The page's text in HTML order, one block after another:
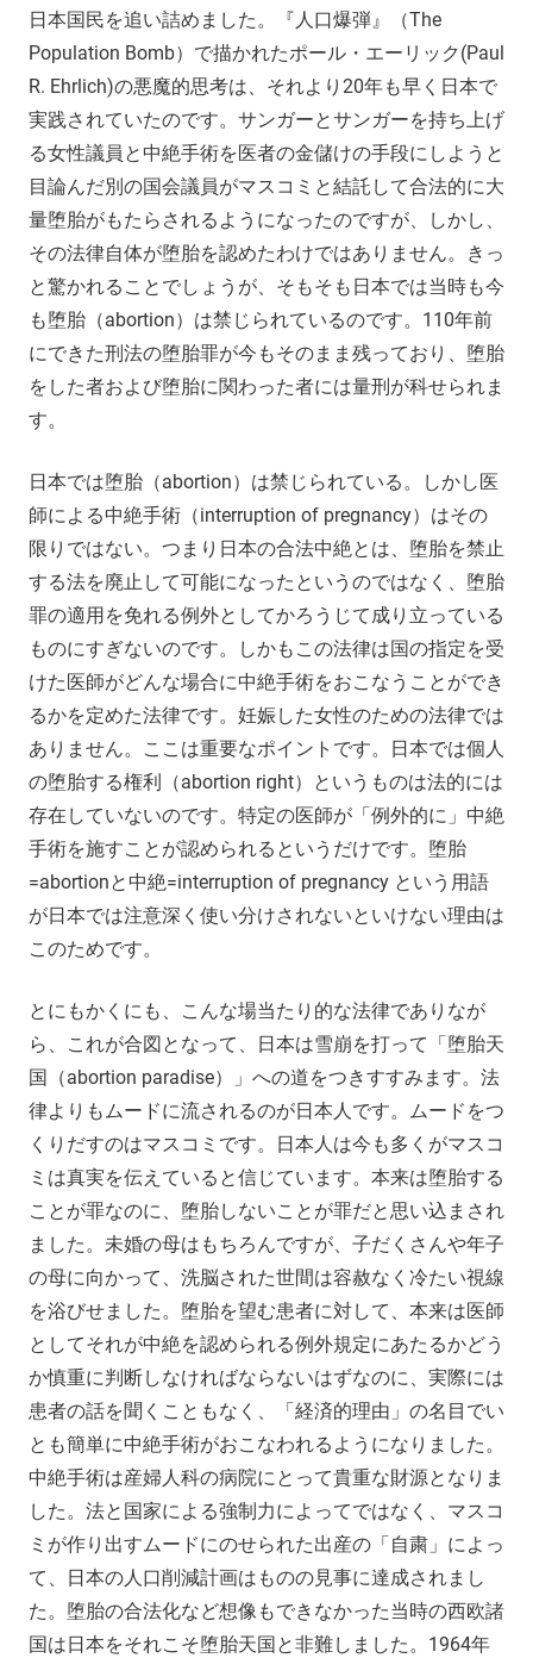
日本国民を追い詰めました。『人口爆弾』（The
Population Bomb）で描かれたポール・エーリック(Paul
R. Ehrlich)の悪魔的思考は、それより20年も早く日本で
実践されていたのです。サンガーとサンガーを持ち上げ
る女性議員と中絶手術を医者の金儲けの手段にしようと
目論んだ別の国会議員がマスコミと結託して合法的に大
量堕胎がもたらされるようになったのですが、しかし、
その法律自体が堕胎を認めたわけではありません。きっ
と驚かれることでしょうが、そもそも日本では当時も今
も堕胎（abortion）は禁じられているのです。110年前
にできた刑法の堕胎罪が今もそのまま残っており、堕胎
をした者および堕胎に関わった者には量刑が科せられま
す。
日本では堕胎（abortion）は禁じられている。しかし医
師による中絶手術（interruption of pregnancy）はその
限りではない。つまり日本の合法中絶とは、堕胎を禁止
する法を廃止して可能になったというのではなく、堕胎
罪の適用を免れる例外としてかろうじて成り立っている
ものにすぎないのです。しかもこの法律は国の指定を受
けた医師がどんな場合に中絶手術をおこなうことができ
るかを定めた法律です。妊娠した女性のための法律では
ありません。ここは重要なポイントです。日本では個人
の堕胎する権利（abortion right）というものは法的には
存在していないのです。特定の医師が「例外的に」中絶
手術を施すことが認められるというだけです。堕胎
=abortionと中絶=interruption of pregnancy という用語
が日本では注意深く使い分けされないといけない理由は
このためです。
とにもかくにも、こんな場当たり的な法律でありなが
ら、これが合図となって、日本は雪崩を打って「堕胎天
国（abortion paradise）」への道をつきすすみます。法
律よりもムードに流されるのが日本人です。ムードをつ
くりだすのはマスコミです。日本人は今も多くがマスコ
ミは真実を伝えていると信じています。本来は堕胎する
ことが罪なのに、堕胎しないことが罪だと思い込まされ
ました。未婚の母はもちろんですが、子だくさんや年子
の母に向かって、洗脳された世間は容赦なく冷たい視線
を浴びせました。堕胎を望む患者に対して、本来は医師
としてそれが中絶を認められる例外規定にあたるかどう
か慎重に判断しなければならないはずなのに、実際には
患者の話を聞くこともなく、「経済的理由」の名目でい
とも簡単に中絶手術がおこなわれるようになりました。
中絶手術は産婦人科の病院にとって貴重な財源となりま
した。法と国家による強制力によってではなく、マスコ
ミが作り出すムードにのせられた出産の「自粛」によっ
て、日本の人口削減計画はものの見事に達成されまし
た。堕胎の合法化など想像もできなかった当時の西欧諸
国は日本をそれこそ堕胎天国と非難しました。1964年